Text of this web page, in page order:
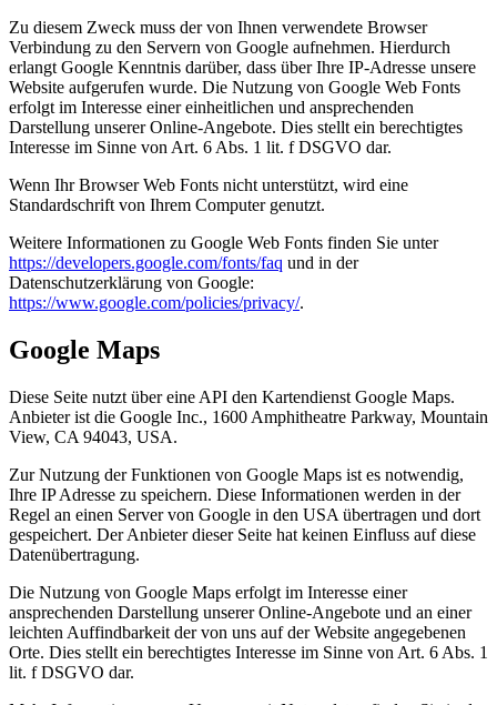
Zu diesem Zweck muss der von Ihnen verwendete Browser
Verbindung zu den Servern von Google aufnehmen. Hierdurch
erlangt Google Kenntnis darüber, dass über Ihre IP-Adresse unsere
Website aufgerufen wurde. Die Nutzung von Google Web Fonts
erfolgt im Interesse einer einheitlichen und ansprechenden
Darstellung unserer Online-Angebote. Dies stellt ein berechtigtes
Interesse im Sinne von Art. 6 Abs. 1 lit. f DSGVO dar.
Wenn Ihr Browser Web Fonts nicht unterstützt, wird eine
Standardschrift von Ihrem Computer genutzt.
Weitere Informationen zu Google Web Fonts finden Sie unter
https://developers.google.com/fonts/faq und in der
Datenschutzerklärung von Google:
https://www.google.com/policies/privacy/.
Google Maps
Diese Seite nutzt über eine API den Kartendienst Google Maps.
Anbieter ist die Google Inc., 1600 Amphitheatre Parkway, Mountain
View, CA 94043, USA.
Zur Nutzung der Funktionen von Google Maps ist es notwendig,
Ihre IP Adresse zu speichern. Diese Informationen werden in der
Regel an einen Server von Google in den USA übertragen und dort
gespeichert. Der Anbieter dieser Seite hat keinen Einfluss auf diese
Datenübertragung.
Die Nutzung von Google Maps erfolgt im Interesse einer
ansprechenden Darstellung unserer Online-Angebote und an einer
leichten Auffindbarkeit der von uns auf der Website angegebenen
Orte. Dies stellt ein berechtigtes Interesse im Sinne von Art. 6 Abs. 1
lit. f DSGVO dar.